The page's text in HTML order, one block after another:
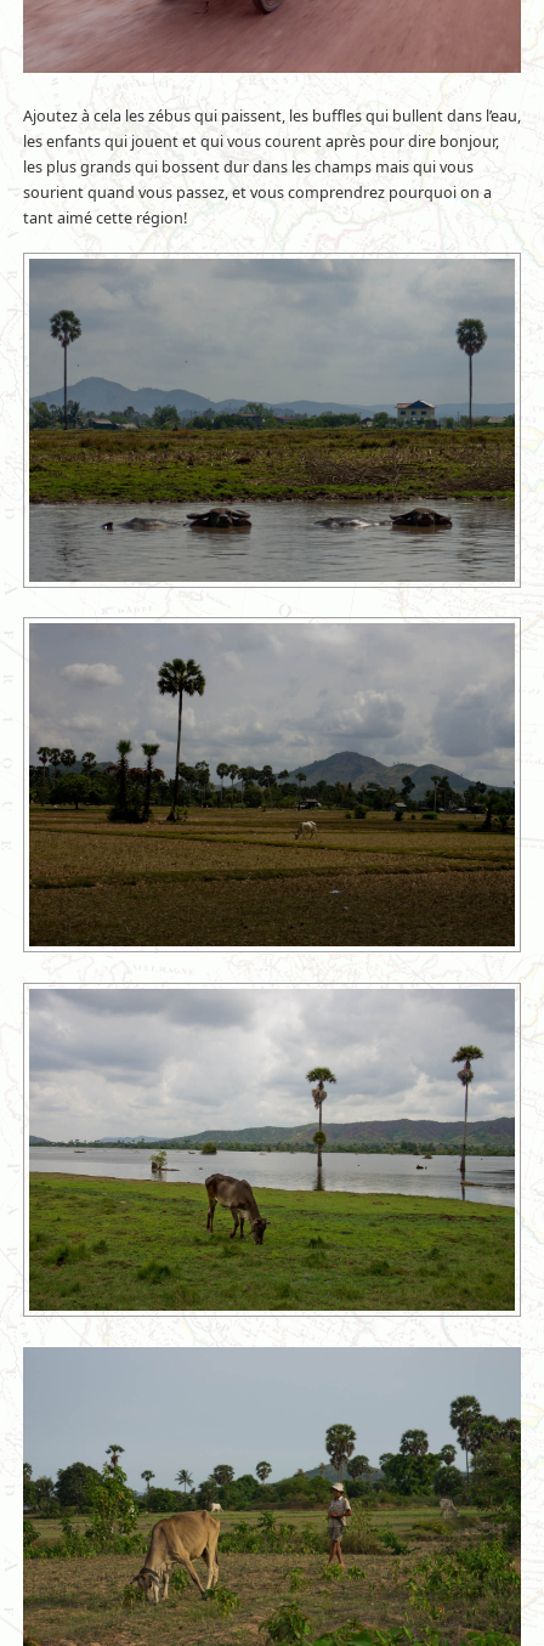
Ajoutez à cela les zébus qui paissent, les buffles qui bullent dans l’eau,
les enfants qui jouent et qui vous courent après pour dire bonjour,
les plus grands qui bossent dur dans les champs mais qui vous
sourient quand vous passez, et vous comprendrez pourquoi on a
tant aimé cette région!